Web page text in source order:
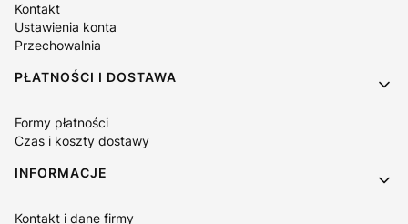
Kontakt
Ustawienia konta
Przechowalnia
PŁATNOŚCI I DOSTAWA
Formy płatności
Czas i koszty dostawy
INFORMACJE
Kontakt i dane firmy